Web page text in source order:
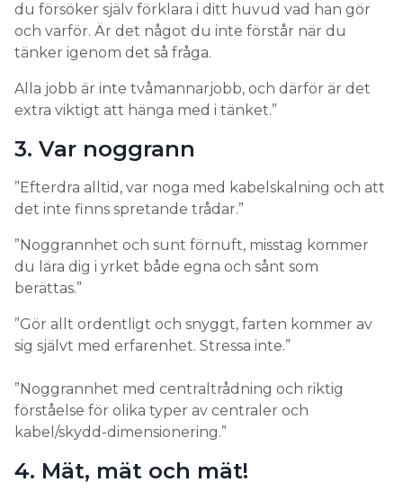
du försöker själv förklara i ditt huvud vad han gör
och varför. Är det något du inte förstår när du
tänker igenom det så fråga.
Alla jobb är inte tvåmannarjobb, och därför är det
extra viktigt att hänga med i tänket.”
3. Var noggrann
”Efterdra alltid, var noga med kabelskalning och att
det inte finns spretande trådar.”
”Noggrannhet och sunt förnuft, misstag kommer
du lära dig i yrket både egna och sånt som
berättas.”
”Gör allt ordentligt och snyggt, farten kommer av
sig självt med erfarenhet. Stressa inte.”
”Noggrannhet med centraltrådning och riktig
förståelse för olika typer av centraler och
kabel/skydd-dimensionering.”
4. Mät, mät och mät!